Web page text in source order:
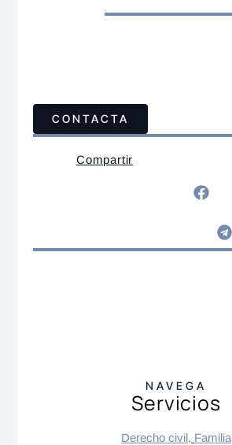
CONTACTA
Compartir
NAVEGA
Servicios
Derecho civil, Familia